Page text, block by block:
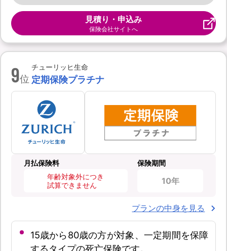
見積り・申込み
保険会社サイトへ
9位
チューリッヒ生命
定期保険プラチナ
月払保険料
年齢対象外につき
試算できません
保険期間
10年
プランの中身を見る
15歳から80歳の方が対象、一定期間を保障
するタイプの死亡保険です。